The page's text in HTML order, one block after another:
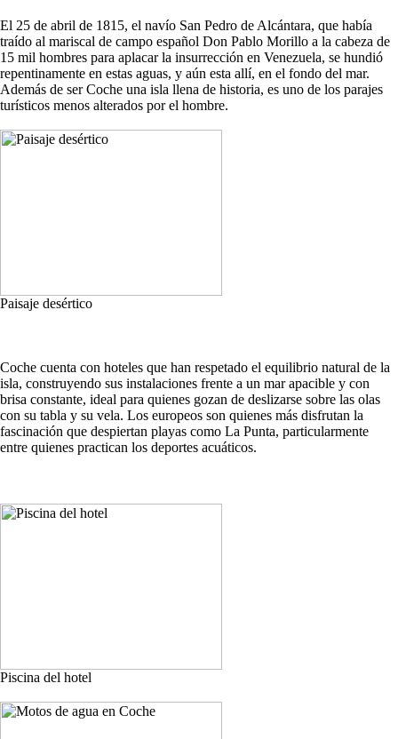
El 25 de abril de 1815, el navío San Pedro de Alcántara, que había
traído al mariscal de campo español Don Pablo Morillo a la cabeza de
15 mil hombres para aplacar la insurrección en Venezuela, se hundió
repentinamente en estas aguas, y aún esta allí, en el fondo del mar.
Además de ser Coche una isla llena de historia, es uno de los parajes
turísticos menos alterados por el hombre.
Paisaje desértico
Coche cuenta con hoteles que han respetado el equilibrio natural de la
isla, construyendo sus instalaciones frente a un mar apacible y con
brisa constante, ideal para quienes gozan de deslizarse sobre las olas
con su tabla y su vela. Los europeos son quienes más disfrutan la
fascinación que despiertan playas como La Punta, particularmente
entre quienes practican los deportes acuáticos.
Piscina del hotel